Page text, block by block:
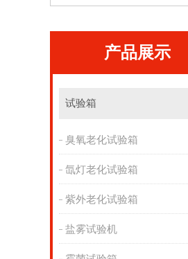
产品展示
试验箱
臭氧老化试验箱
氙灯老化试验箱
紫外老化试验箱
盐雾试验机